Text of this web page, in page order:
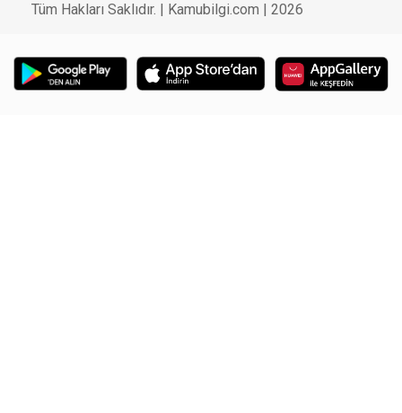
Tüm Hakları Saklıdır. | Kamubilgi.com | 2026